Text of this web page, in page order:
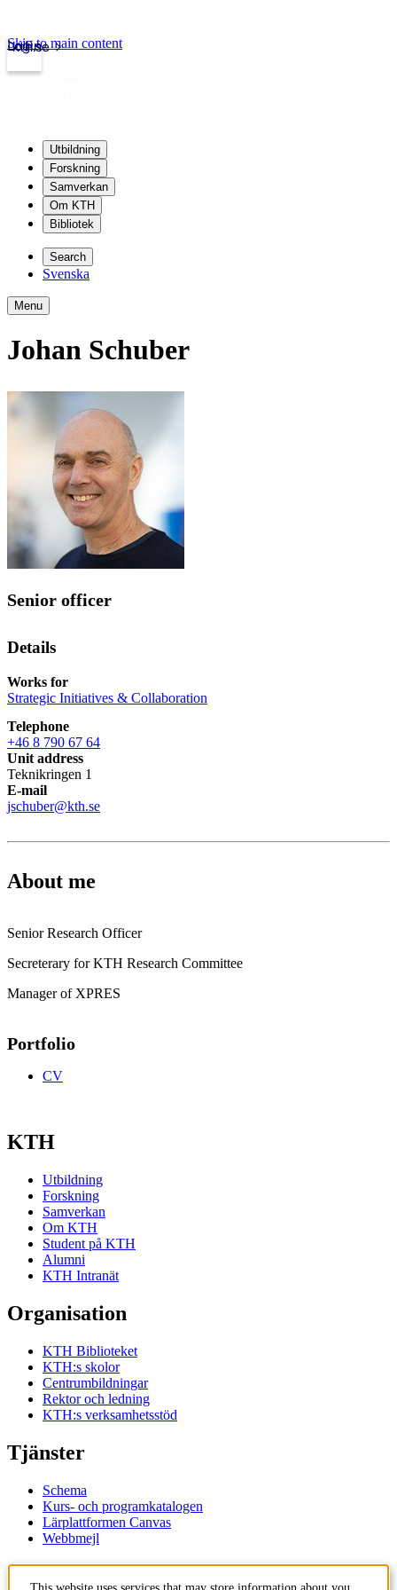
kth.se
Login
Skip to main content
Utbildning
Forskning
Samverkan
Om KTH
Bibliotek
Search
Svenska
Menu
Johan Schuber
Senior officer
Details
Works for
Strategic Initiatives & Collaboration
Telephone
+46 8 790 67 64
Unit address
Teknikringen 1
E-mail
jschuber@kth.se
About me
Senior Research Officer
Secreterary for KTH Research Committee
Manager of XPRES
Portfolio
CV
KTH
Utbildning
Forskning
Samverkan
Om KTH
Student på KTH
Alumni
KTH Intranät
Organisation
KTH Biblioteket
KTH:s skolor
Centrumbildningar
Rektor och ledning
KTH:s verksamhetsstöd
Tjänster
Schema
Kurs- och programkatalogen
Lärplattformen Canvas
Webbmejl
Kontakt